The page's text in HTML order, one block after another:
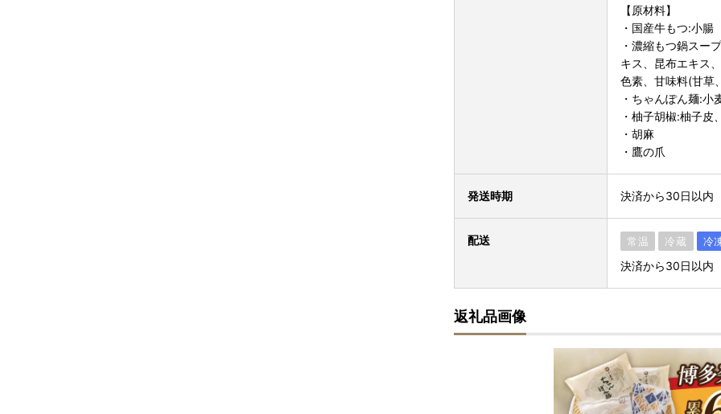
【原材料】
・国産牛もつ:小腸
・濃縮もつ鍋スー
キス、昆布エキス
色素、甘味料(甘草
・ちゃんぽん麺:
・柚子胡椒:柚子
・胡麻
・鷹の爪
発送時期 決済から30日以内
配送 常温 冷蔵 冷
決済から30日以内
返礼品画像